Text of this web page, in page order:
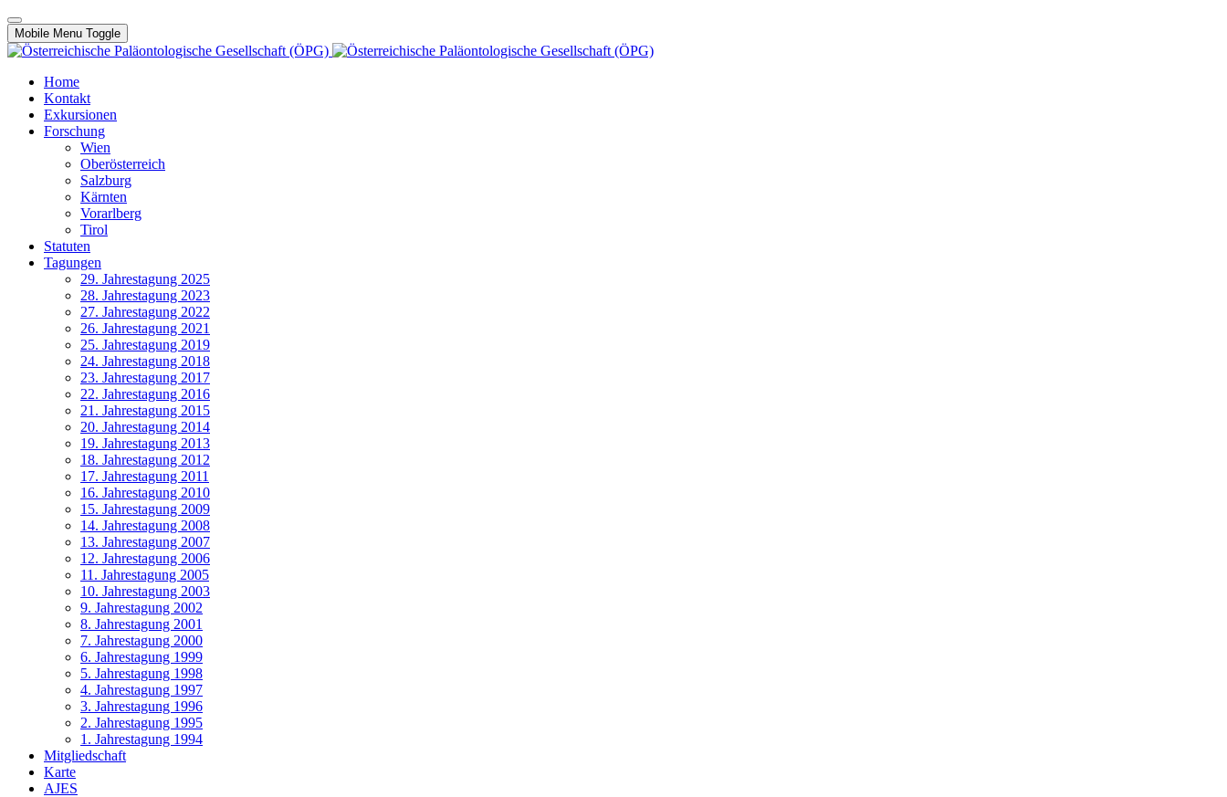
Mobile Menu Toggle
Home
Kontakt
Exkursionen
Forschung
Wien
Oberösterreich
Salzburg
Kärnten
Vorarlberg
Tirol
Statuten
Tagungen
29. Jahrestagung 2025
28. Jahrestagung 2023
27. Jahrestagung 2022
26. Jahrestagung 2021
25. Jahrestagung 2019
24. Jahrestagung 2018
23. Jahrestagung 2017
22. Jahrestagung 2016
21. Jahrestagung 2015
20. Jahrestagung 2014
19. Jahrestagung 2013
18. Jahrestagung 2012
17. Jahrestagung 2011
16. Jahrestagung 2010
15. Jahrestagung 2009
14. Jahrestagung 2008
13. Jahrestagung 2007
12. Jahrestagung 2006
11. Jahrestagung 2005
10. Jahrestagung 2003
9. Jahrestagung 2002
8. Jahrestagung 2001
7. Jahrestagung 2000
6. Jahrestagung 1999
5. Jahrestagung 1998
4. Jahrestagung 1997
3. Jahrestagung 1996
2. Jahrestagung 1995
1. Jahrestagung 1994
Mitgliedschaft
Karte
AJES